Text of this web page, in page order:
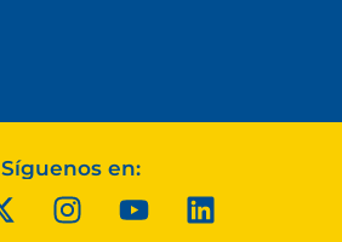
Síguenos en: